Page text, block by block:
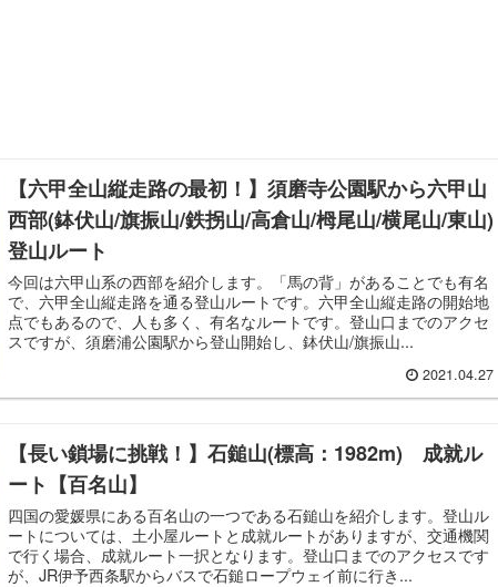
【六甲全山縦走路の最初！】須磨寺公園駅から六甲山
西部(鉢伏山/旗振山/鉄拐山/高倉山/栂尾山/横尾山/東山)
登山ルート
今回は六甲山系の西部を紹介します。「馬の背」があることでも有名
で、六甲全山縦走路を通る登山ルートです。六甲全山縦走路の開始地
点でもあるので、人も多く、有名なルートです。登山口までのアクセ
スですが、須磨浦公園駅から登山開始し、鉢伏山/旗振山...
2021.04.27
【長い鎖場に挑戦！】石鎚山(標高：1982m) 成就ル
ート【百名山】
四国の愛媛県にある百名山の一つである石鎚山を紹介します。登山ル
ートについては、土小屋ルートと成就ルートがありますが、交通機関
で行く場合、成就ルート一択となります。登山口までのアクセスです
が、JR伊予西条駅からバスで石鎚ロープウェイ前に行き...